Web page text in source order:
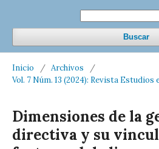
Buscar
Inicio / Archivos
/
Vol. 7 Núm. 13 (2024): Revista Estudios
Dimensiones de la
directiva y su